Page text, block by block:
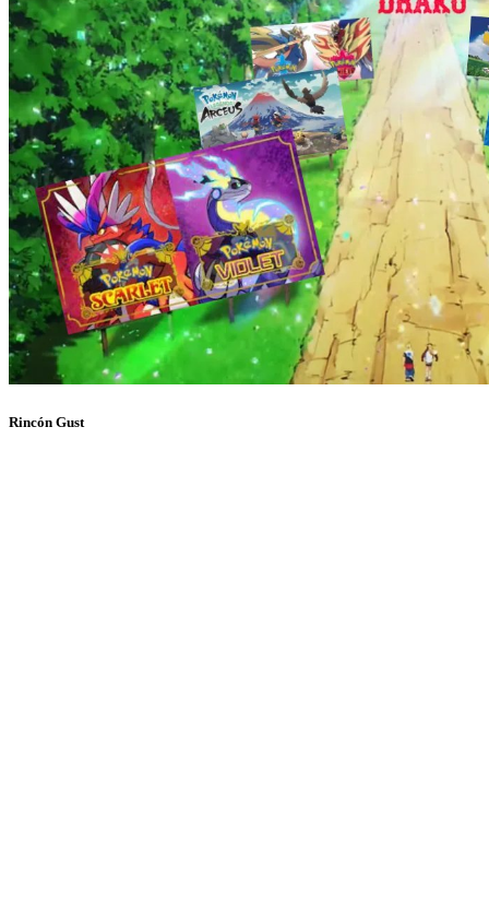
Rincón Gust